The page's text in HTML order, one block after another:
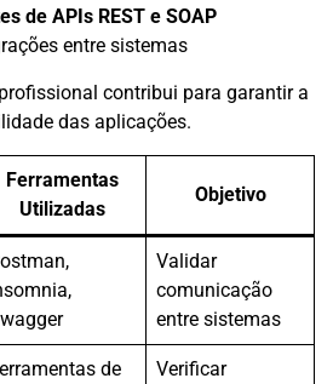
de APIs REST e SOAP
entre sistemas
contribui para garantir a
das aplicações.
Ferramentas
Utilizadas
Objetivo
Validar
comunicação
entre sistemas
de
Verificar